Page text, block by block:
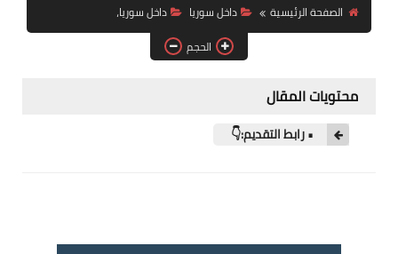
فرص عمل في العراق
فرص عمل في اليمن
الصفحة الرئيسية
داخل سوريا
داخل سوريا،
الحجم
محتويات المقال
• رابط التقديم:👇